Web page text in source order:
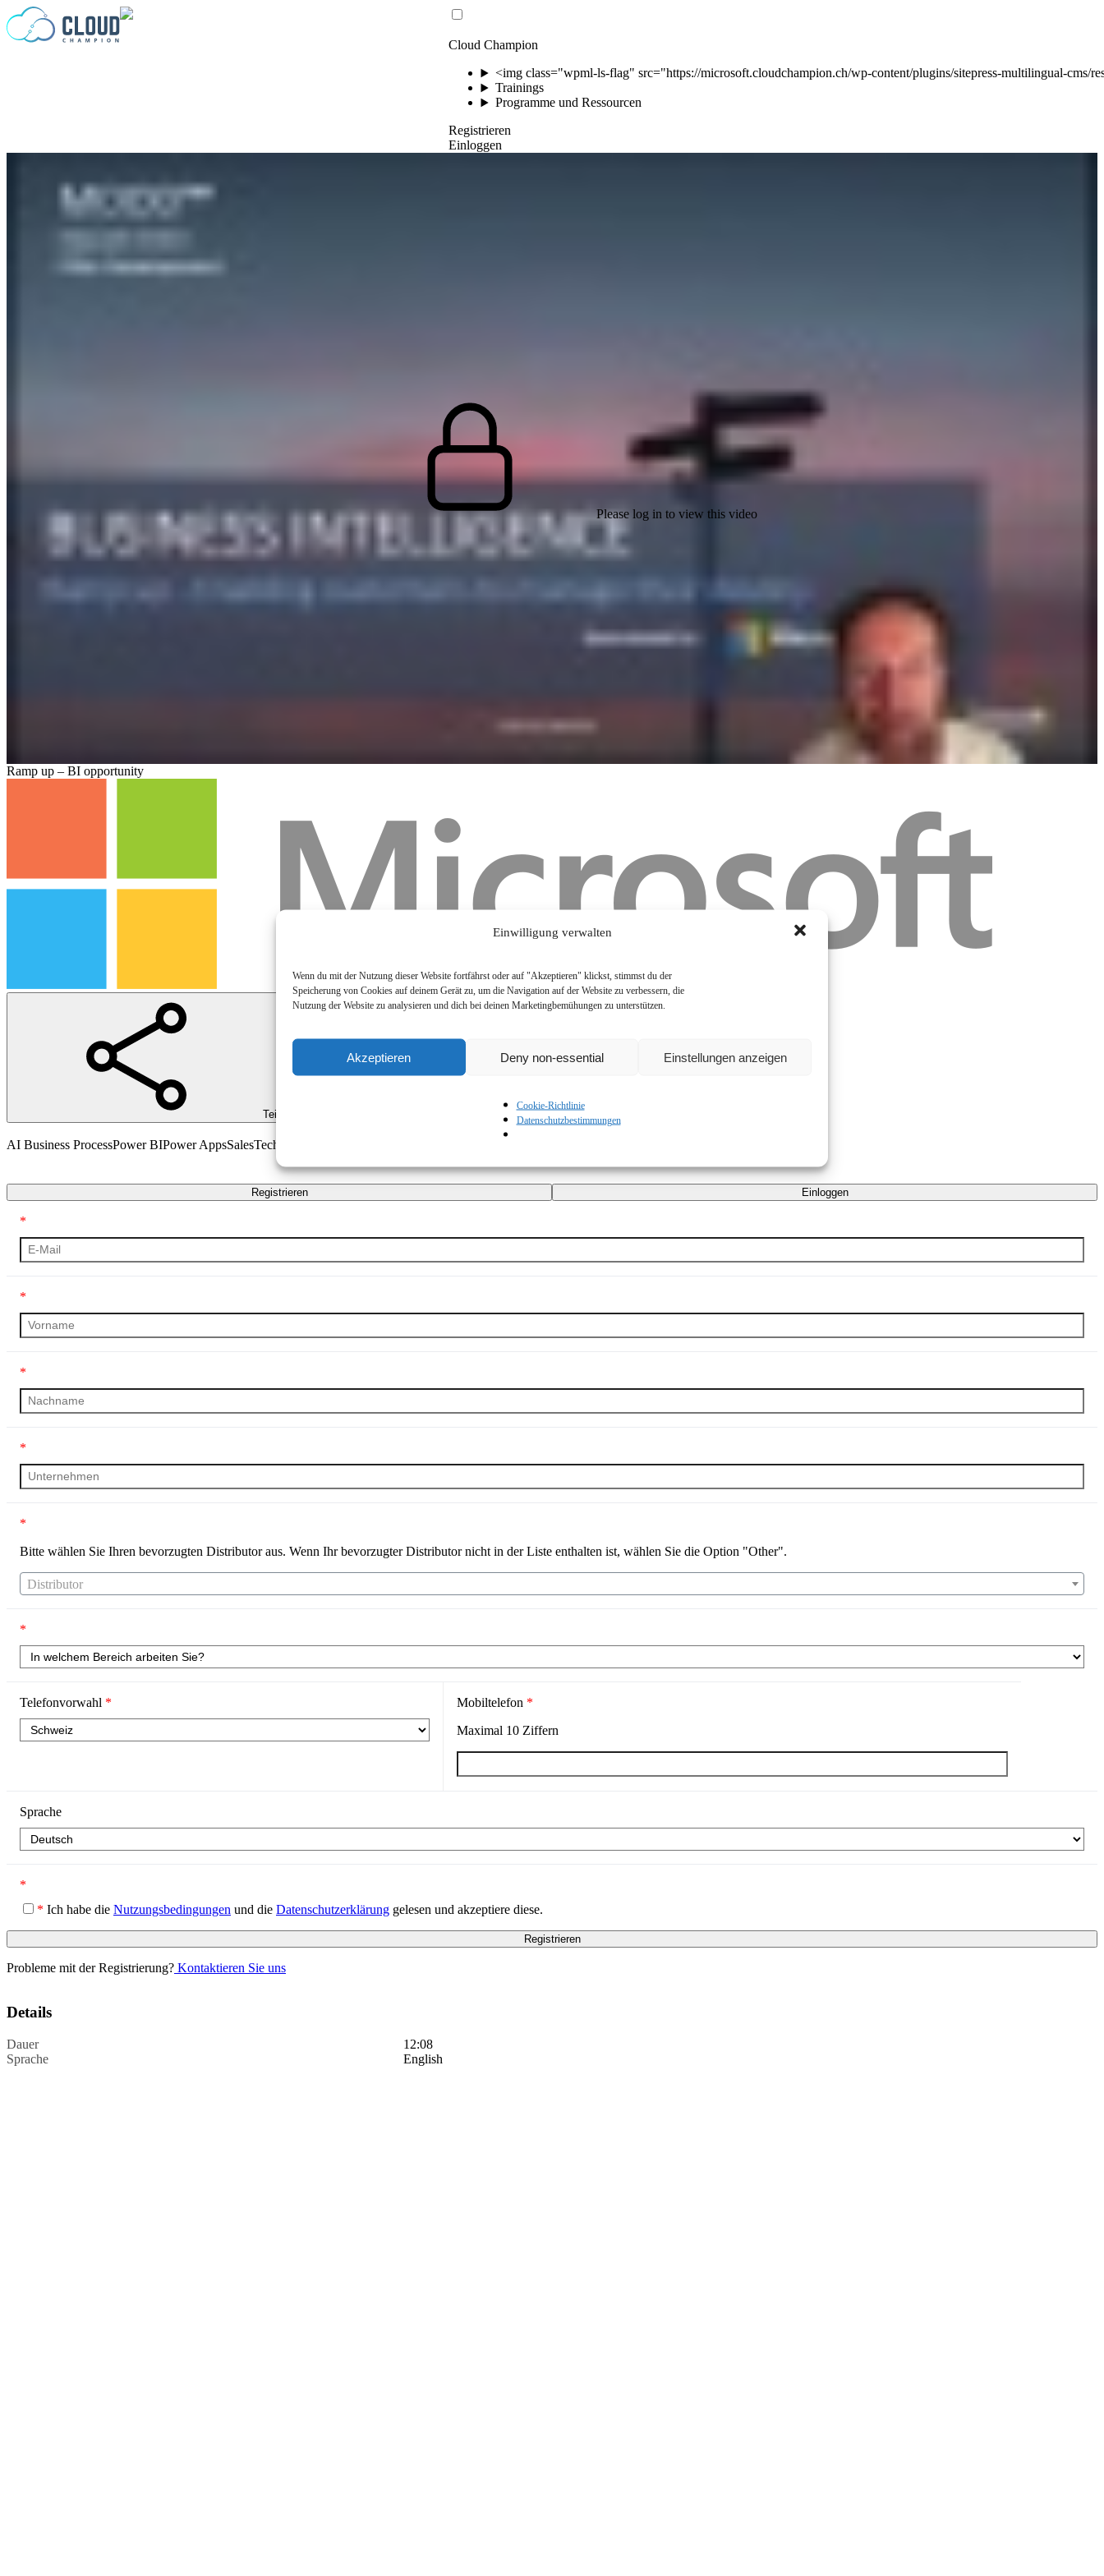
Einwilligung verwalten
Wenn du mit der Nutzung dieser Website fortfährst oder auf "Akzeptieren" klickst, stimmst du der
Speicherung von Cookies auf deinem Gerät zu, um die Navigation auf der Website zu verbessern, die
Nutzung der Website zu analysieren und dich bei deinen Marketingbemühungen zu unterstützen.
Akzeptieren Deny non-essential Einstellungen anzeigen
Cookie-Richtlinie
Datenschutzbestimmungen
Zum Inhalt springen
Cloud Champion
<img class="wpml-ls-flag" src="https://microsoft.cloudchampion.ch/wp-content/plugins/sitepress-multilingual-cms/
Trainings
Programme und Ressourcen
Registrieren
Einloggen
Please log in to view this video
Ramp up – BI opportunity
Teilen
AI Business ProcessPower BIPower AppsSalesTechnical
Registrieren Einloggen
*
*
*
*
*
Bitte wählen Sie Ihren bevorzugten Distributor aus. Wenn Ihr bevorzugter Distributor nicht in der Liste enthalten ist, wählen Sie die Option "Other".
Distributor
*
Telefonvorwahl * Mobiltelefon *
Maximal 10 Ziffern
Sprache
*
* Ich habe die Nutzungsbedingungen und die Datenschutzerklärung gelesen und akzeptiere diese.
Probleme mit der Registrierung? Kontaktieren Sie uns
Details
Dauer
12:08
Sprache
English